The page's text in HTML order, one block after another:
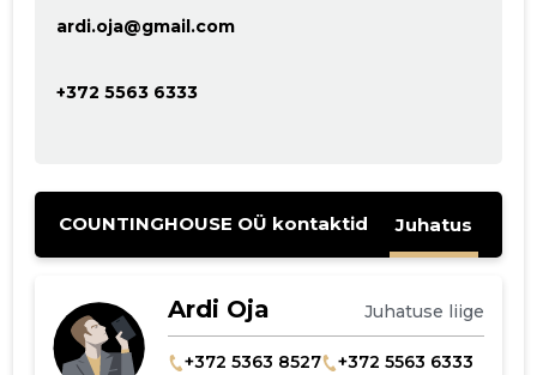
ardi.oja@gmail.com
+372 5563 6333
COUNTINGHOUSE OÜ kontaktid Juhatus
Ardi Oja Juhatuse liige
+372 5363 8527
+372 5563 6333